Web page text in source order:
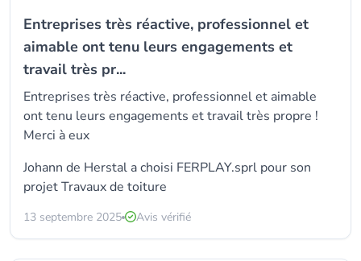
Entreprises très réactive, professionnel et
aimable ont tenu leurs engagements et
travail très pr...
Entreprises très réactive, professionnel et aimable
ont tenu leurs engagements et travail très propre !
Merci à eux
Johann de Herstal a choisi FERPLAY.sprl pour son
projet Travaux de toiture
13 septembre 2025 Avis vérifié